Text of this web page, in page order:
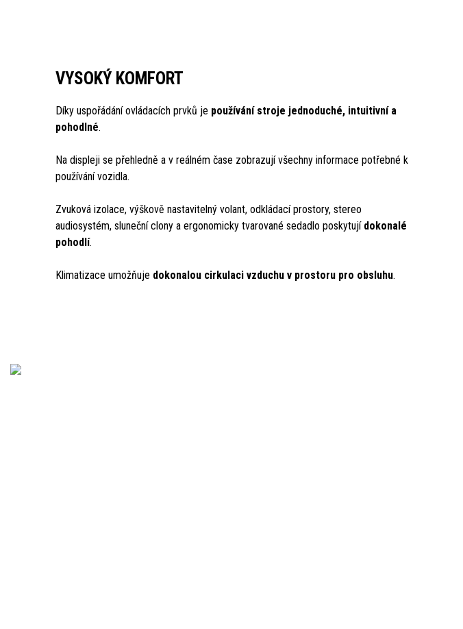
VYSOKÝ KOMFORT
Díky uspořádání ovládacích prvků je používání stroje jednoduché, intuitivní a
pohodlné.
Na displeji se přehledně a v reálném čase zobrazují všechny informace potřebné k
používání vozidla.
Zvuková izolace, výškově nastavitelný volant, odkládací prostory, stereo
audiosystém, sluneční clony a ergonomicky tvarované sedadlo poskytují dokonalé
pohodlí.
Klimatizace umožňuje dokonalou cirkulaci vzduchu v prostoru pro obsluhu.